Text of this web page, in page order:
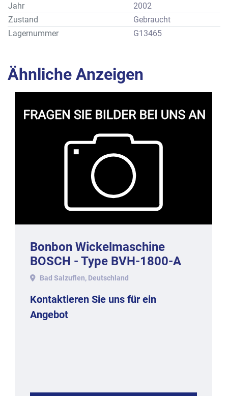
Jahr
2002
Zustand
Gebraucht
Lagernummer
G13465
Ähnliche Anzeigen
Bonbon Wickelmaschine
BOSCH - Type BVH-1800-A
für Doppeldreheinschlag,
Bad Salzuflen, Deutschland
Kontaktieren Sie uns für ein
Angebot